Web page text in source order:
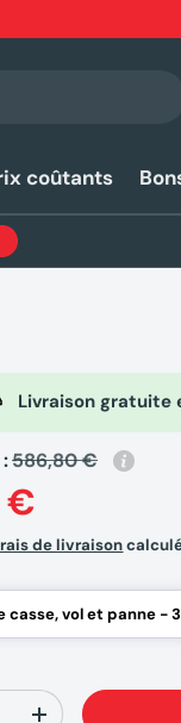
coûtants
Livraison gratuite
586,80 €
€
de livraison
casse, vol et panne -